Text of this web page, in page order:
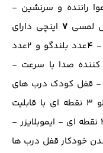
راننده و سرنشين -
لمسي 7 اينچي داراي
پورت USB و GPS - كارت SD و بلوتوث - 4عدد بلندگو و 2عدد
كننده صدا با سرعت -
- قفل كودك درب هاي
عقب - كمربندهاي ايمني سرنشينان جلو 3 نقطه اي با قابليت
تنظيم ارتفاع - كمربند سرنشينان عقب 3 نقطه اي - ايموبلايزر -
خودكار قفل درب ها